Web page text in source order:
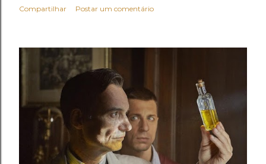
Compartilhar Postar um comentário